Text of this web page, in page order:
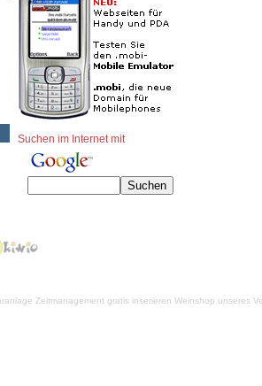
Suchen im Internet mit
Zeitmanagement gratis inserieren Weinshop unseres